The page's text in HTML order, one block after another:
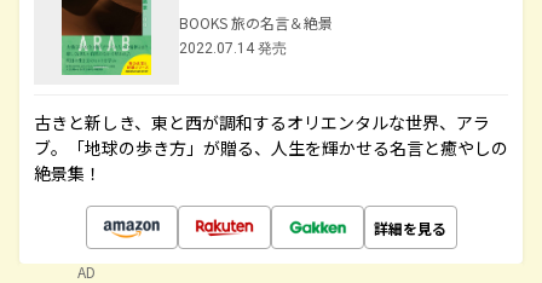
BOOKS 旅の名言＆絶景
2022.07.14 発売
古きと新しき、東と西が調和するオリエンタルな世界、アラ
ブ。「地球の歩き方」が贈る、人生を輝かせる名言と癒やしの
絶景集！
詳細を見る
AD